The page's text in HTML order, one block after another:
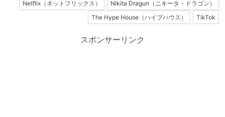
Netflix（ネットフリックス）
Nikita Dragun（ニキータ・ドラゴン）
The Hype House（ハイプハウス）
TikTok
スポンサーリンク